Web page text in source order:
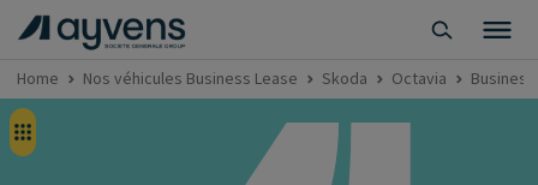
Home Nos véhicules Business Lease Skoda Octavia